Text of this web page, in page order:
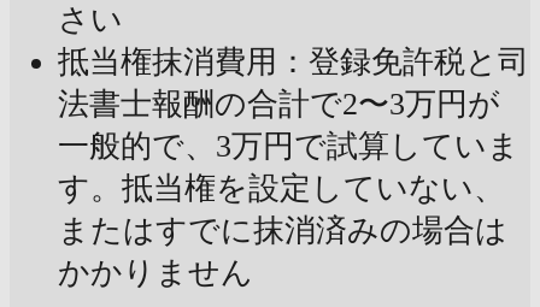
さい
抵当権抹消費用：登録免許税と司
法書士報酬の合計で2〜3万円が
一般的で、3万円で試算していま
す。抵当権を設定していない、
またはすでに抹消済みの場合は
かかりません